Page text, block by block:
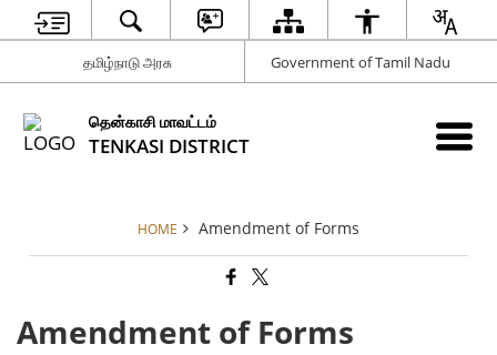
தமிழ்நாடு அரசு Government of Tamil Nadu
தென்காசி மாவட்டம்
TENKASI DISTRICT
HOME Amendment of Forms
Amendment of Forms